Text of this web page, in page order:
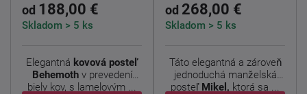
od 188,00 €
Skladom > 5 ks
Elegantná kovová posteľ
Behemothv prevedení
biely kov, s lamelovým ...
od 268,00 €
Skladom > 5 ks
Táto elegantná a zároveň
jednoduchá manželská
posteľ Mikel, ktorá sa ...